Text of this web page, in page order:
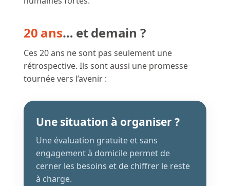
20 ans… et demain ?
Ces 20 ans ne sont pas seulement une
rétrospective. Ils sont aussi une promesse
tournée vers l’avenir :
Une situation à organiser ?
Une évaluation gratuite et sans
engagement à domicile permet de
cerner les besoins et de chiffrer le reste
à charge.